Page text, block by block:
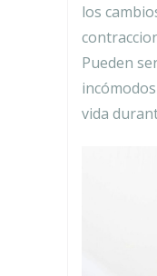
los
Pueden
vida